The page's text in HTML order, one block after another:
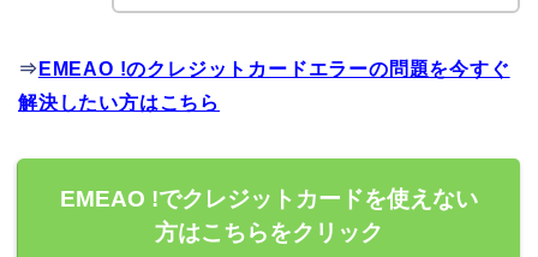
⇒ EMEAO !のクレジットカードエラーの問題を今すぐ
解決したい方はこちら
EMEAO !でクレジットカードを使えない
方はこちらをクリック